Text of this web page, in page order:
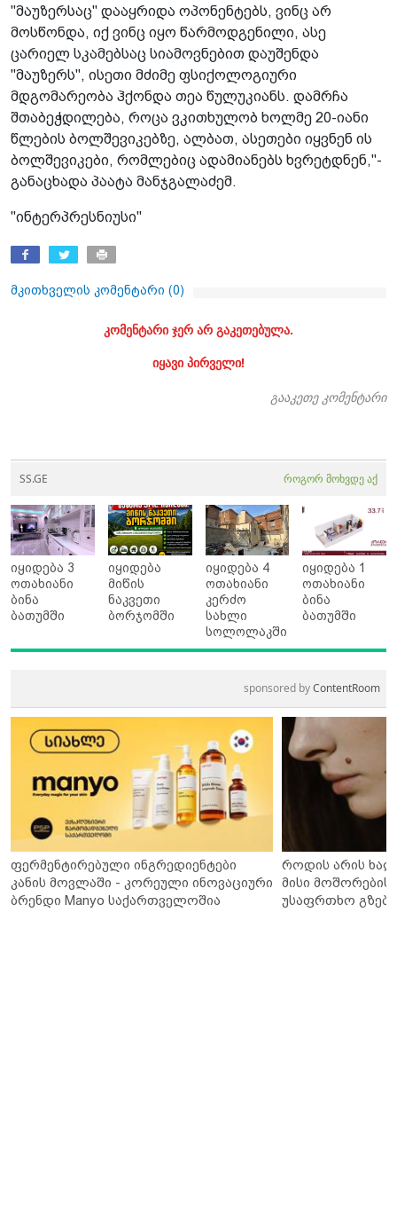
"მაუზერსაც" დააყრიდა ოპონენტებს, ვინც არ
მოსწონდა, იქ ვინც იყო წარმოდგენილი, ასე
ცარიელ სკამებსაც სიამოვნებით დაუშენდა
"მაუზერს", ისეთი მძიმე ფსიქოლოგიური
მდგომარეობა ჰქონდა თეა წულუკიანს. დამრჩა
შთაბეჭდილება, როცა ვკითხულობ ხოლმე 20-იანი
წლების ბოლშევიკებზე, ალბათ, ასეთები იყვნენ ის
ბოლშევიკები, რომლებიც ადამიანებს ხვრეტდნენ,"-
განაცხადა პაატა მანჯგალაძემ.
"ინტერპრესნიუსი"
მკითხველის კომენტარი (0)
კომენტარი ჯერ არ გაკეთებულა.
იყავი პირველი!
გააკეთე კომენტარი
SS.GE როგორ მოხვდე აქ
იყიდება 3
ოთახიანი
ბინა
ბათუმში
იყიდება
მიწის
ნაკვეთი
ბორჯომში
იყიდება 4
ოთახიანი
კერძო
სახლი
სოლოლაკში
იყიდება 1
ოთახიანი
ბინა
ბათუმში
sponsored byContentRoom
ფერმენტირებული ინგრედიენტები
კანის მოვლაში - კორეული ინოვაციური
ბრენდი Manyo საქართველოშია
როდის არის
მისი მოშორების
უსაფრთხო გზები